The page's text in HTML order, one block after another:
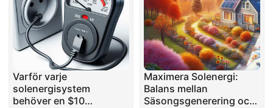
Varför varje
solenergisystem
behöver en $10
Maximera Solenergi:
Balans mellan
Säsongsgenerering och